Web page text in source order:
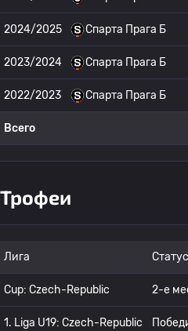
2024/2025 Спарта Прага Б
2023/2024 Спарта Прага Б
2022/2023 Спарта Прага Б
Всего
Трофеи
Лига Статус
Cup: Czech-Republic 2-е
1. Liga U19: Czech-Republic